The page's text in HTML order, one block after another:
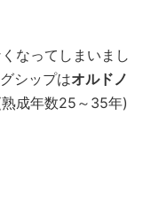
なってしまいまし
シップはオルドノ
成年数25～35年)